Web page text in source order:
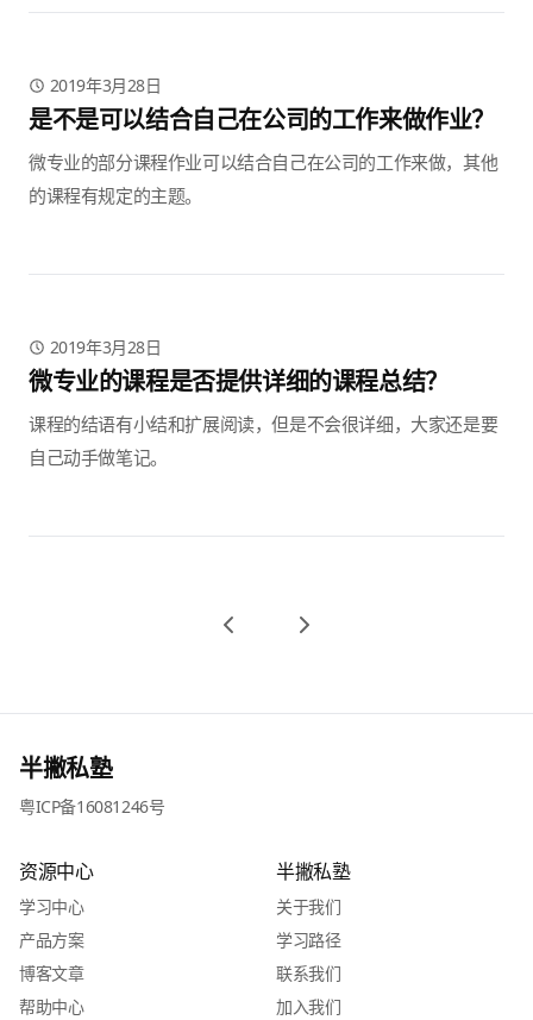
2019年3月28日
是不是可以结合自己在公司的工作来做作业？
微专业的部分课程作业可以结合自己在公司的工作来做，其他
的课程有规定的主题。
2019年3月28日
微专业的课程是否提供详细的课程总结？
课程的结语有小结和扩展阅读，但是不会很详细，大家还是要
自己动手做笔记。
半撇私塾
粤ICP备16081246号
资源中心
学习中心
产品方案
博客文章
帮助中心
半撇私塾
关于我们
学习路径
联系我们
加入我们